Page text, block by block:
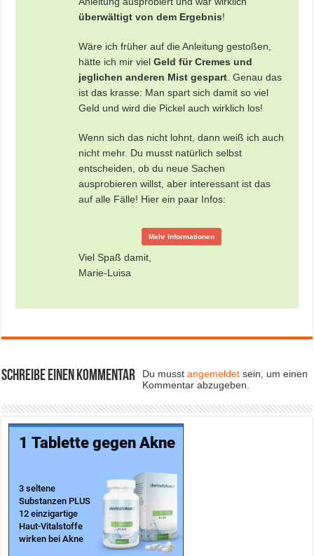
überwältigt von dem Ergebnis!
Wäre ich früher auf die Anleitung gestoßen,
hätte ich mir vielGeld für Cremes und
jeglichen anderen Mist gespart . Genau das
ist das krasse: Man spart sich damit so viel
Geld und wird die Pickel auch wirklich los!
Wenn sich das nicht lohnt, dann weiß ich auch
nicht mehr. Du musst natürlich selbst
entscheiden, ob du neue Sachen
ausprobieren willst, aber interessant ist das
auf alle Fälle! Hier ein paar Infos:
Mehr Informationen
Viel Spaß damit,
Marie-Luisa
Schreibe einen Kommentar Du musstangemeldet sein, um einen
Kommentar abzugeben.